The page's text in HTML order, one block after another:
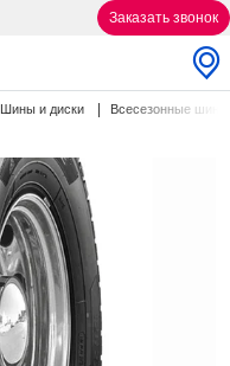
Заказать звонок
Шины и диски Всесезонные